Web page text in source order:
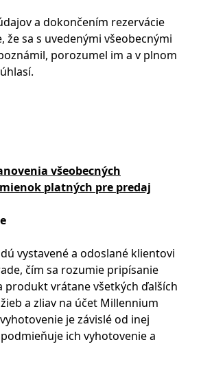
a dokončením rezervácie
že sa s uvedenými všeobecnými
porozumel im a v plnom
všeobecných
platných pre predaj
vystavené a odoslané klientovi
čím sa rozumie pripísanie
produkt vrátane všetkých ďalších
a zliav na účet Millennium
je závislé od inej
ich vyhotovenie a